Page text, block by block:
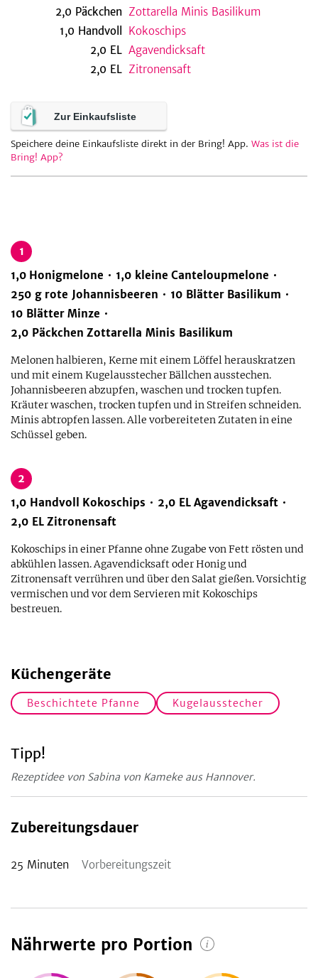
2,0 Päckchen Zottarella Minis Basilikum
1,0 Handvoll
Kokoschips
2,0 EL Agavendicksaft
2,0 EL Zitronensaft
Zur Einkaufsliste
Speichere deine Einkaufsliste direkt in der Bring! App. Was ist die
Bring! App?
1
1,0 Honigmelone 1,0 kleine Canteloupmelone
250 g rote Johannisbeeren 10 Blätter Basilikum
10 Blätter Minze
2,0 Päckchen Zottarella Minis Basilikum
Melonen halbieren, Kerne mit einem Löffel herauskratzen
und mit einem Kugelausstecher Bällchen ausstechen.
Johannisbeeren abzupfen, waschen und trocken tupfen.
Kräuter waschen, trocken tupfen und in Streifen schneiden.
Minis abtropfen lassen. Alle vorbereiteten Zutaten in eine
Schüssel geben.
2
1,0 Handvoll Kokoschips 2,0 EL Agavendicksaft
2,0 EL Zitronensaft
Kokoschips in einer Pfanne ohne Zugabe von Fett rösten und
abkühlen lassen. Agavendicksaft oder Honig und
Zitronensaft verrühren und über den Salat gießen. Vorsichtig
vermischen und vor dem Servieren mit Kokoschips
bestreuen.
Küchengeräte
Beschichtete Pfanne Kugelausstecher
Tipp!
Rezeptidee von Sabina von Kameke aus Hannover.
Zubereitungsdauer
25 Minuten Vorbereitungszeit
Nährwerte pro Portion